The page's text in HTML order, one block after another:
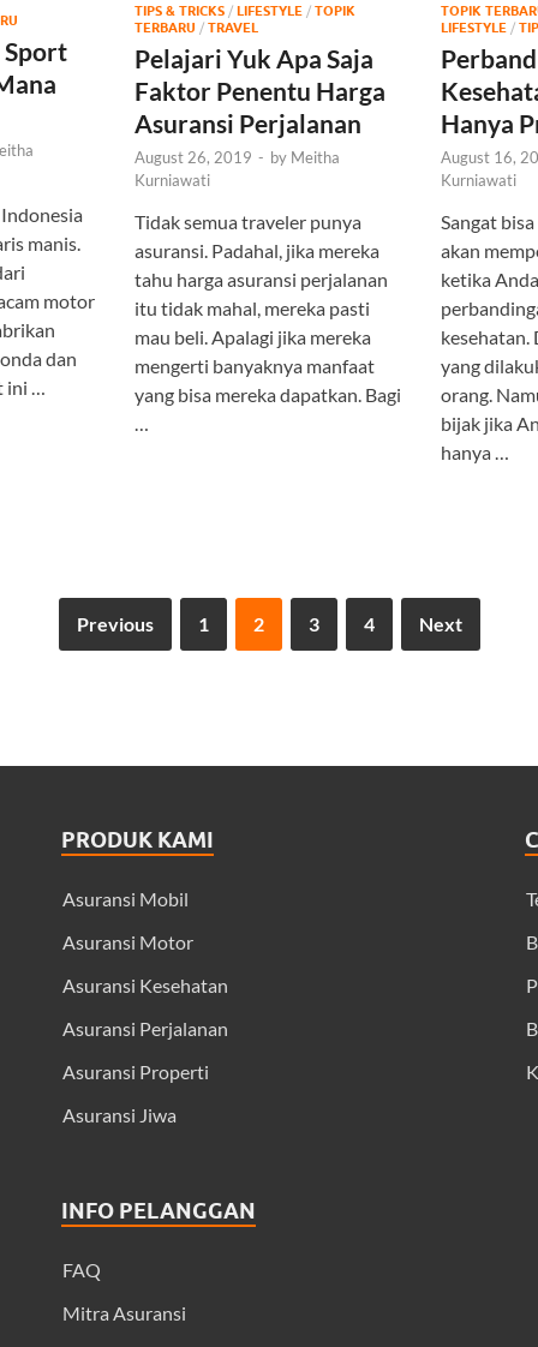
manis.
motor
dan
…
TIPS & TRICKS/ LIFESTYLE / TOPIK
TERBARU / TRAVEL
Pelajari Yuk Apa Saja
Faktor Penentu Harga
Asuransi Perjalanan
August 26, 2019 - by Meitha
Kurniawati
Tidak semua traveler punya
asuransi. Padahal, jika mereka
tahu harga asuransi perjalanan
itu tidak mahal, mereka pasti
mau beli. Apalagi jika mereka
mengerti banyaknya manfaat
yang bisa mereka dapatkan. Bagi
TOPIK
LIFESTYLE /
Hanya
August 16,
Kurniawati
Sangat
akan
ketika
kesehatan.
yang
orang.
bijak jika
hanya …
Previous 1 2 3 4 Next
PRODUK KAMI
Asuransi Mobil
Asuransi Motor
Asuransi Kesehatan
Asuransi Perjalanan
Asuransi Properti
Asuransi Jiwa
INFO PELANGGAN
FAQ
Mitra Asuransi